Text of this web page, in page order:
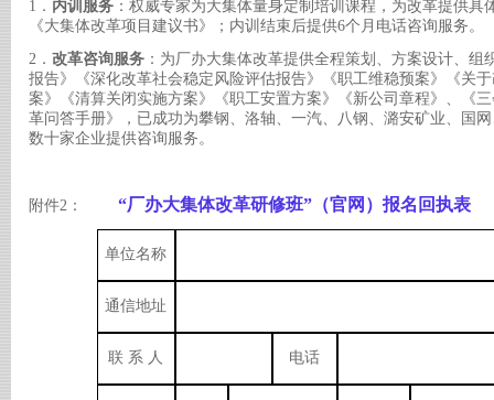
1． 内训服务 ：权威专家为大集体量身定制培训课程，为改革提供
《大集体改革项目建议书》；内训结束后提供6个月电话咨询服务。
2． 改革咨询服务 ：为厂办大集体改革提供全程策划、方案设计、
报告》《深化改革社会稳定风险评估报告》《职工维稳预案》《关
案》《清算关闭实施方案》《职工安置方案》《新公司章程》、《
革问答手册》，已成功为攀钢、洛轴、一汽、八钢、潞安矿业、国
数十家企业提供咨询服务。
附件2： “厂办大集体改革研修班”（官网）报名回执表
单位名称
通信地址
联 系 人 电话